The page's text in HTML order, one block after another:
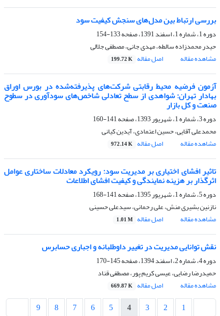
بررسی ارتباط بین مدل‌های سنجش کیفیت سود
دوره 1، شماره 1، اسفند 1391، صفحه
133-154
حیدر محمدزاده سالطه، مهدی جانی، مصطفی جلالی
مشاهده مقاله
اصل مقاله 199.72 K
آزمون فرضیه محیط رقابتی شرکت‌‌های پذیرفته‌شده در بورس اوراق
بهادار تهران: شواهدی از سطح تعادلی شاخص‌‌های سودآوری در سطوح
صنعت و کل بازار
دوره 3، شماره 1، شهریور 1393، صفحه
141-160
محمدعلی آقایی، حسین اعتمادی، آیدین کیانی
مشاهده مقاله
اصل مقاله 972.14 K
تاثیر افشای اختیاری بر مدیریت سود: رویکرد معادلات ساختاری عوامل
اثرگذار بر هزینه نمایندگی و کیفیت افشای اطلاعات
دوره 5، شماره 1، شهریور 1395، صفحه
141-168
نازنین بشیری منش، علی رحمانی، سیدعلی حسینی
مشاهده مقاله
اصل مقاله 1.01 M
نقش توانایی مدیریت در تغییر داوطلبانه و اجباری حسابرس
دوره 4، شماره 2، اسفند 1394، صفحه
145-170
حمیدرضا رضایی، عیسی کریم پور، مصطفی قناد
مشاهده مقاله
اصل مقاله 669.87 K
1
2
3
4
5
6
7
8
9